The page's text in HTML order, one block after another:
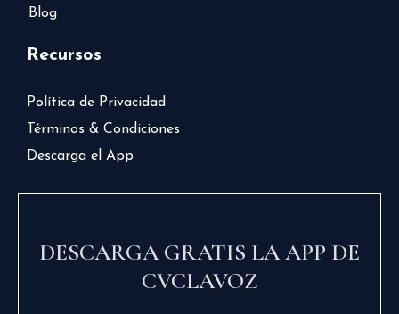
Blog
Recursos
Política de Privacidad
Términos & Condiciones
Descarga el App
DESCARGA GRATIS LA APP DE
CVCLAVOZ